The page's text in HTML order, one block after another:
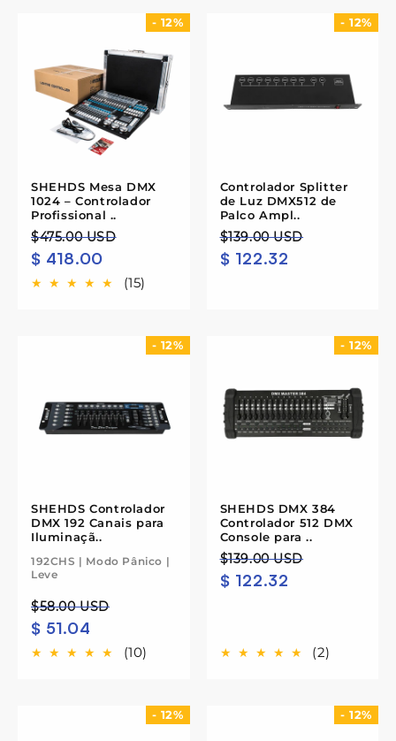
- 12%
SHEHDS Mesa DMX
1024 – Controlador
Profissional ..
Preço
normal
$475.00 USD
Preço
de
saldo
$ 418.00
(15)
- 12%
Controlador Splitter
de Luz DMX512 de
Palco Ampl..
Preço
normal
$139.00 USD
Preço
de
$ 122.32
- 12%
SHEHDS Controlador
DMX 192 Canais para
Iluminaçã..
192CHS | Modo Pânico |
Leve
Preço
normal
$58.00 USD
Preço
de
saldo
$ 51.04
(10)
- 12%
SHEHDS DMX 384
Controlador 512 DMX
Console para ..
Preço
normal
$139.00 USD
Preço
de
$ 122.32
(2)
- 12% - 12%